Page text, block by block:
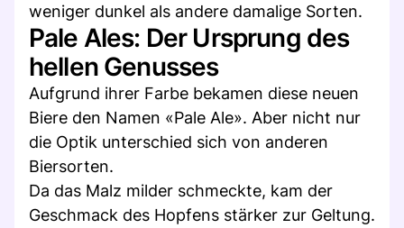
weniger dunkel als andere damalige Sorten.
Pale Ales: Der Ursprung des
hellen Genusses
Aufgrund ihrer Farbe bekamen diese neuen
Biere den Namen «Pale Ale». Aber nicht nur
die Optik unterschied sich von anderen
Biersorten.
Da das Malz milder schmeckte, kam der
Geschmack des Hopfens stärker zur Geltung.